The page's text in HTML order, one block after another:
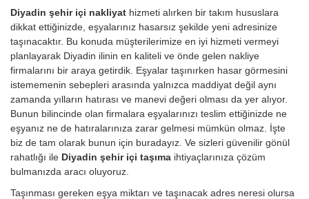
Diyadin şehir içi nakliyat hizmeti alırken bir takım hususlara
dikkat ettiğinizde, eşyalarınız hasarsız şekilde yeni adresinize
taşınacaktır. Bu konuda müşterilerimize en iyi hizmeti vermeyi
planlayarak Diyadin ilinin en kaliteli ve önde gelen nakliye
firmalarını bir araya getirdik. Eşyalar taşınırken hasar görmesini
istememenin sebepleri arasında yalnızca maddiyat değil aynı
zamanda yılların hatırası ve manevi değeri olması da yer alıyor.
Bunun bilincinde olan firmalara eşyalarınızı teslim ettiğinizde ne
eşyanız ne de hatıralarınıza zarar gelmesi mümkün olmaz. İşte
biz de tam olarak bunun için buradayız. Ve sizleri güvenilir gönül
rahatlığı ile Diyadin şehir içi taşıma ihtiyaçlarınıza çözüm
bulmanızda aracı oluyoruz.
Taşınması gereken eşya miktarı ve taşınacak adres neresi olursa